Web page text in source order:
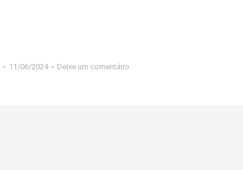
11/06/2024 Deixe um comentário